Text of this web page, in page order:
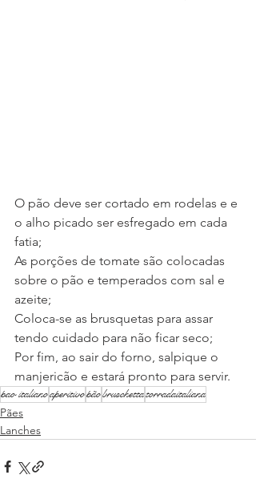
O pão deve ser cortado em rodelas e e
o alho picado ser esfregado em cada
fatia;
As porções de tomate são colocadas
sobre o pão e temperados com sal e
azeite;
Coloca-se as brusquetas para assar
tendo cuidado para não ficar seco;
Por fim, ao sair do forno, salpique o
manjericão e estará pronto para servir.
pao italianoaperitivopãobruschettatorradaitaliana
Pães
Lanches